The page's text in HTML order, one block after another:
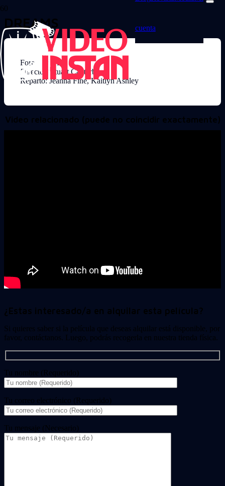
cuenta
DREAMS
Formato: VHS
Director: Stuart Canterbury
Reparto: Jeanna Fine, Kaitlyn Ashley
Video relacionado (puede no coincidir exactamente)
¿Estas interesado/a en alquilar esta película?
Si quieres saber si la película que deseas alquilar está disponible, por
favor, contáctanos. Luego, podrás recogerla en nuestra tienda física.
Tu nombre (Requerido)
Tu correo electrónico (Requerido)
Tu mensaje (Necesario)